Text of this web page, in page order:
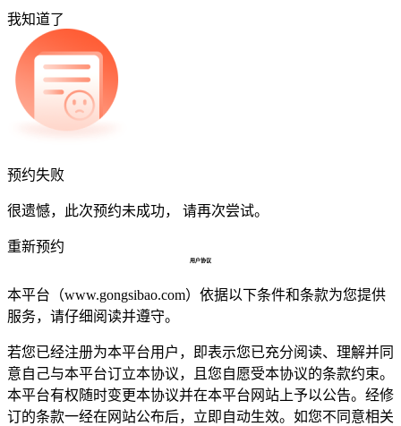
我知道了
预约失败
很遗憾，此次预约未成功， 请再次尝试。
重新预约
用户协议
本平台（www.gongsibao.com）依据以下条件和条款为您提供
服务，请仔细阅读并遵守。
若您已经注册为本平台用户，即表示您已充分阅读、理解并同
意自己与本平台订立本协议，且您自愿受本协议的条款约束。
本平台有权随时变更本协议并在本平台网站上予以公告。经修
订的条款一经在网站公布后，立即自动生效。如您不同意相关